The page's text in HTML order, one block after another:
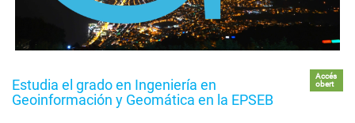
Estudia el grado en Ingeniería en
Geoinformación y Geomática en la EPSEB
Accés
obert